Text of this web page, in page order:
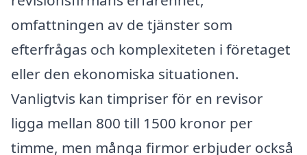
omfattningen av de tjänster som
efterfrågas och komplexiteten i företaget
eller den ekonomiska situationen.
Vanligtvis kan timpriser för en revisor
ligga mellan 800 till 1500 kronor per
timme, men många firmor erbjuder också